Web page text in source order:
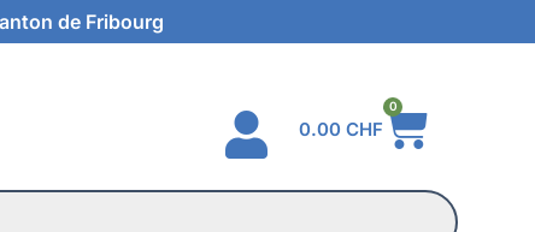
de Fribourg
0.00 CHF
0